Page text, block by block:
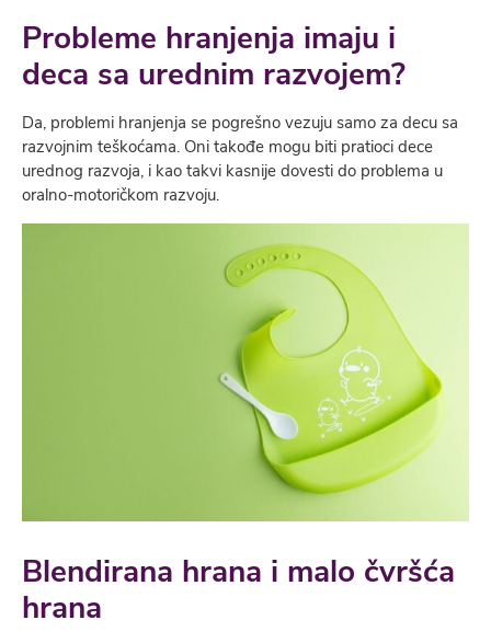
Probleme hranjenja imaju i
deca sa urednim razvojem?
Da, problemi hranjenja se pogrešno vezuju samo za decu sa
razvojnim teškoćama. Oni takođe mogu biti pratioci dece
urednog razvoja, i kao takvi kasnije dovesti do problema u
oralno-motoričkom razvoju.
Blendirana hrana i malo čvršća
hrana